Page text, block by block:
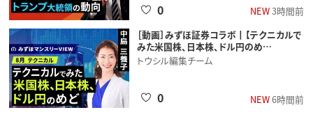
NEW3時間前
0
［動画］みずほ証券コラボ┃【テクニカルで
みた米国株、日本株、ドル円のめ…
トウシル編集チーム
NEW6時間前
0